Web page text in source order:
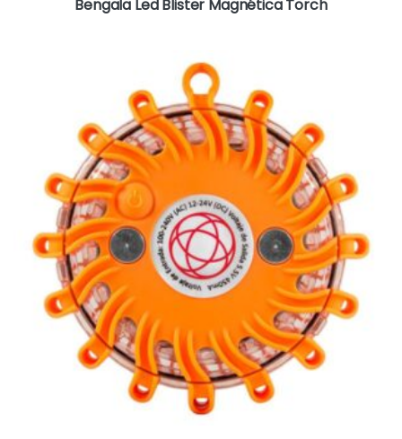
Bengala Led Blister Magnética Torch